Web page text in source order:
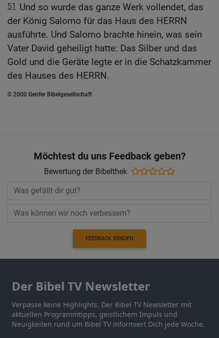
51
Und so wurde das ganze Werk vollendet, das
der König Salomo für das Haus des HERRN
ausführte. Und Salomo brachte hinein, was sein
Vater David geheiligt hatte: Das Silber und das
Gold und die Geräte legte er in die Schatzkammer
des Hauses des HERRN.
© 2000 Genfer Bibelgesellschaft
Möchtest du uns Feedback geben?
Bewertung der Bibelthek
FEEDBACK SENDEN
Der Bibel TV Newsletter
Verpasse keine Highlights. Der Bibel TV Newsletter mit
aktuellen Programmtipps, geistlichem Impuls und
Neuigkeiten rund um Bibel TV informiert Dich jede Woche.